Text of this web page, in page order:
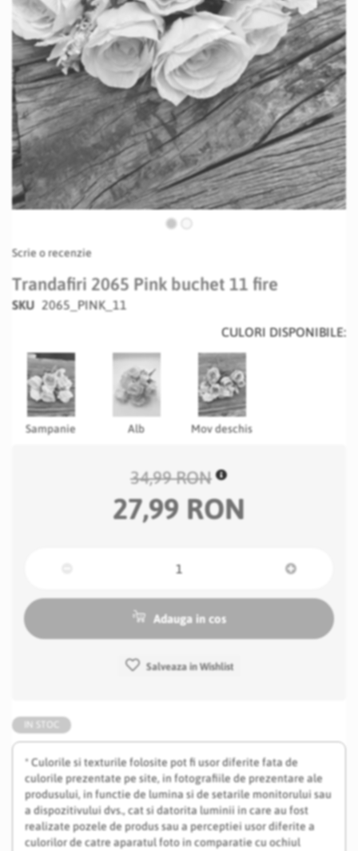
to
beginning
of
gallery
Scrie o recenzie
Trandafiri 2065 Pink buchet 11 fire
SKU 2065_PINK_11
* Culorile si texturile folosite pot fi usor diferite fata de
culorile prezentate pe site, in fotografiile de prezentare ale
produsului, in functie de lumina si de setarile monitorului sau
a dispozitivului dvs., cat si datorita luminii in care au fost
realizate pozele de produs sau a perceptiei usor diferite a
culorilor de catre aparatul foto in comparatie cu ochiul
CULORI DISPONIBILE:
Sampanie Alb Mov deschis
34,99 RON
27,99 RON
Adauga in cos
Salveaza in Wishlist